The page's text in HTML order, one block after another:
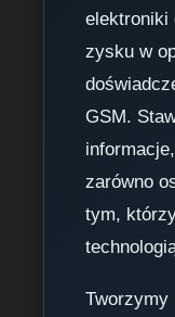
elektroniki
zysku w
GSM.
zarówno
tym,
Tworzymy